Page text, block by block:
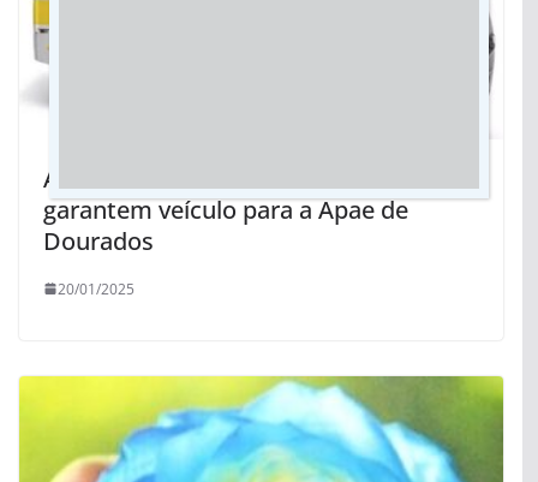
Ação política de deputado e governo
garantem veículo para a Apae de
Dourados
20/01/2025